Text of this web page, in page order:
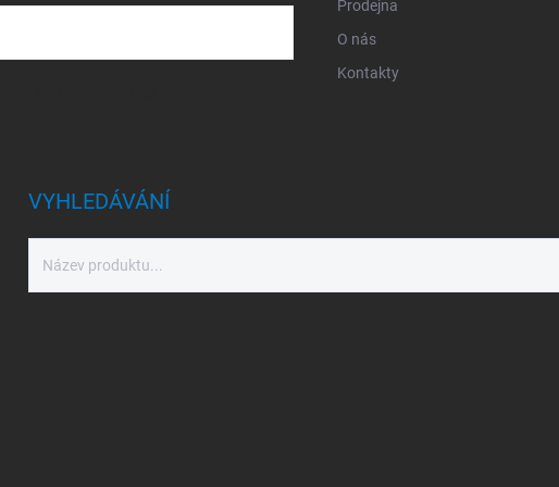
Prodejna
O nás
Kontakty
VYHLEDÁVÁNÍ